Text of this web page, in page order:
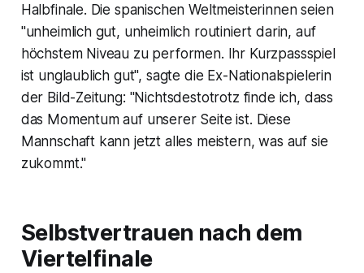
Halbfinale. Die spanischen Weltmeisterinnen seien
"unheimlich gut, unheimlich routiniert darin, auf
höchstem Niveau zu performen. Ihr Kurzpassspiel
ist unglaublich gut", sagte die Ex-Nationalspielerin
der Bild-Zeitung: "Nichtsdestotrotz finde ich, dass
das Momentum auf unserer Seite ist. Diese
Mannschaft kann jetzt alles meistern, was auf sie
zukommt."
Selbstvertrauen nach dem
Viertelfinale